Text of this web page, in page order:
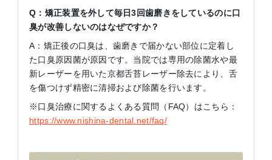
Q：矯正装置を外して毎日3回歯磨きをしているのに口
臭が改善しないのはなぜですか？
A：矯正後の口臭は、歯磨きで届かない部位に定着し
た口臭原因菌が原因です。当院では専用の除菌水や最
新レーザーを用いた京都舌苔レーザー除去により、舌
を傷つけず精密に清掃および除菌を行います。
※口臭治療に関するよくある質問（FAQ）はこちら：
https://www.nishina-dental.net/faq/